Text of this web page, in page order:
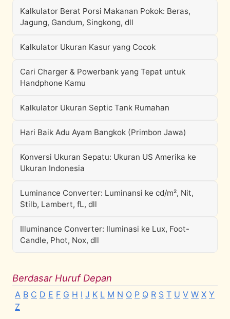
Kalkulator Berat Porsi Makanan Pokok: Beras,
Jagung, Gandum, Singkong, dll
Kalkulator Ukuran Kasur yang Cocok
Cari Charger & Powerbank yang Tepat untuk
Handphone Kamu
Kalkulator Ukuran Septic Tank Rumahan
Hari Baik Adu Ayam Bangkok (Primbon Jawa)
Konversi Ukuran Sepatu: Ukuran US Amerika ke
Ukuran Indonesia
Luminance Converter: Luminansi ke cd/m², Nit,
Stilb, Lambert, fL, dll
Illuminance Converter: Iluminasi ke Lux, Foot-
Candle, Phot, Nox, dll
Berdasar Huruf Depan
A B C D E F G H I J K L M N O P Q R S T U V W X Y
Z